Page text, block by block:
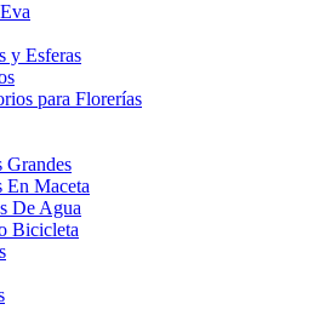
y Esferas
para Florerías
Grandes
En Maceta
De Agua
Bicicleta